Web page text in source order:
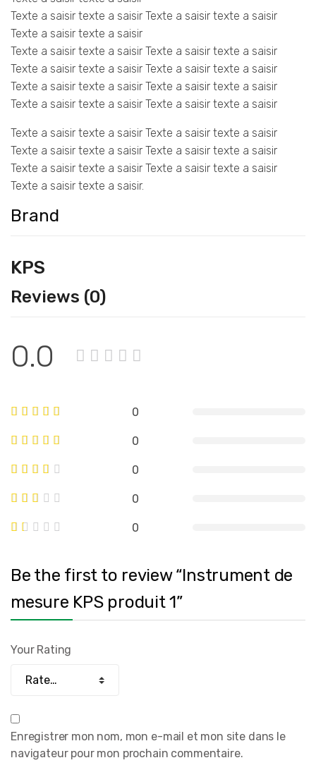
Texte a saisir texte a saisir Texte a saisir texte a saisir
Texte a saisir texte a saisir
Texte a saisir texte a saisir Texte a saisir texte a saisir
Texte a saisir texte a saisir Texte a saisir texte a saisir
Texte a saisir texte a saisir Texte a saisir texte a saisir
Texte a saisir texte a saisir Texte a saisir texte a saisir
Texte a saisir texte a saisir Texte a saisir texte a saisir
Texte a saisir texte a saisir Texte a saisir texte a saisir
Texte a saisir texte a saisir Texte a saisir texte a saisir
Texte a saisir texte a saisir.
Brand
KPS
Reviews (0)
0.0
0
0
0
0
0
Be the first to review “Instrument de
mesure KPS produit 1”
Your Rating
Enregistrer mon nom, mon e-mail et mon site dans le
navigateur pour mon prochain commentaire.